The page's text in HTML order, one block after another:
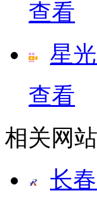
查看
星
查看
相关网
长